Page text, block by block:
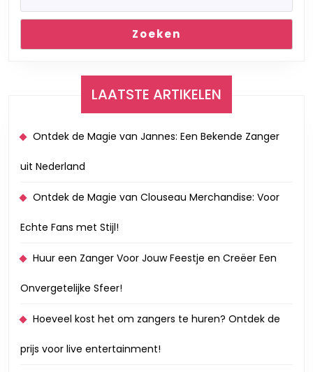
Zoeken
LAATSTE ARTIKELEN
Ontdek de Magie van Jannes: Een Bekende Zanger
uit Nederland
Ontdek de Magie van Clouseau Merchandise: Voor
Echte Fans met Stijl!
Huur een Zanger Voor Jouw Feestje en Creëer Een
Onvergetelijke Sfeer!
Hoeveel kost het om zangers te huren? Ontdek de
prijs voor live entertainment!